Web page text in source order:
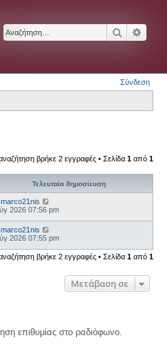
Ειδική αναζήτηση
Σύνδεση
βρήκε 2 εγγραφές • Σελίδα 1 από 1
Τελευταία δημοσίευση
marco21nis
2026 07:56 pm
marco21nis
2026 07:55 pm
βρήκε 2 εγγραφές • Σελίδα 1 από 1
Μετάβαση σε
επιθυμίας στο ραδιόφωνο.